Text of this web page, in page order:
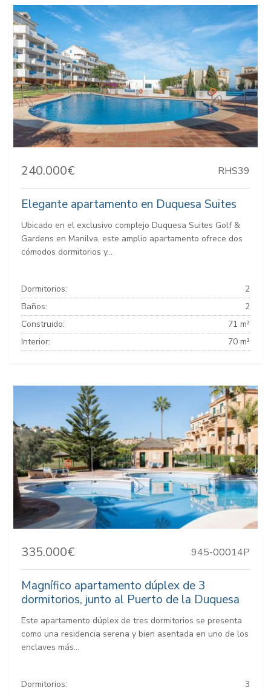
240.000€ RHS39
Elegante apartamento en Duquesa Suites
Ubicado en el exclusivo complejo Duquesa Suites Golf &
Gardens en Manilva, este amplio apartamento ofrece dos
cómodos dormitorios y...
Dormitorios:
2
Baños:
2
Construido:
71 m²
Interior:
70 m²
335.000€ 945-00014P
Magnífico apartamento dúplex de 3
dormitorios, junto al Puerto de la Duquesa
Este apartamento dúplex de tres dormitorios se presenta
como una residencia serena y bien asentada en uno de los
enclaves más...
Dormitorios: 3